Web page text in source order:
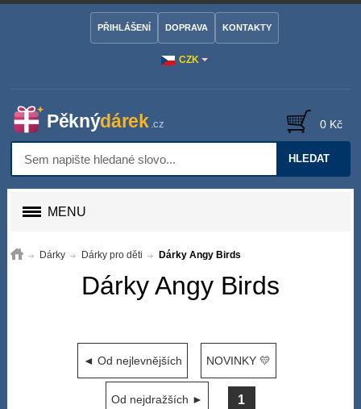
CZK
PŘIHLÁŠENÍ DOPRAVA KONTAKTY
HLEDAT
0 Kč
MENU
Dárky Dárky pro děti Dárky Angy Birds
Dárky Angy Birds
◄ Od nejlevnějších NOVINKY 💛
Od nejdražších ► 1